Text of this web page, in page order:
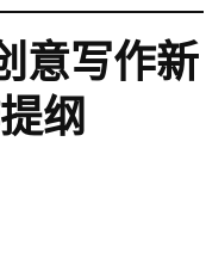
意写作新
纲